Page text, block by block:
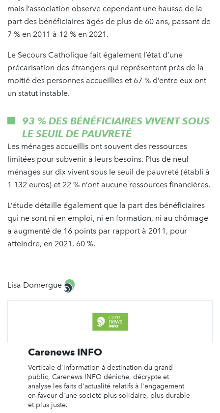
mais l’association observe cependant une hausse de la
part des bénéficiaires âgés de plus de 60 ans, passant de
7 % en 2011 à 12 % en 2021.
Le Secours Catholique fait également l’état d’une
précarisation des étrangers qui représentent près de la
moitié des personnes accueillies et 67 % d’entre eux ont
un statut instable.
93 % DES BÉNÉFICIAIRES VIVENT SOUS
LE SEUIL DE PAUVRETÉ
Les ménages accueillis ont souvent des ressources
limitées pour subvenir à leurs besoins. Plus de neuf
ménages sur dix vivent sous le seuil de pauvreté (établi à
1 132 euros) et 22 % n’ont aucune ressources financières.
L’étude détaille également que la part des bénéficiaires
qui ne sont ni en emploi, ni en formation, ni au chômage
a augmenté de 16 points par rapport à 2011, pour
atteindre, en 2021, 60 %.
Lisa Domergue
Carenews INFO
Verticale d'information à destination du grand
public, Carenews INFO déniche, décrypte et
analyse les faits d'actualité relatifs à l'engagement
en faveur d'une société plus solidaire, plus durable
et plus juste.